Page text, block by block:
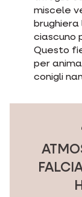
miscele
ciascuno
Questo
per
conigli